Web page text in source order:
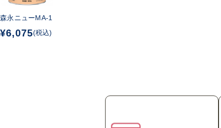
森永ニューMA-1
¥6,075(税込)